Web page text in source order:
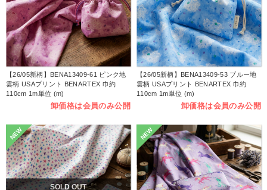
【26/05新柄】BENA13409-61 ピンク地
雲柄 USAプリント BENARTEX 巾約
110cm 1m単位 (m)
卸価格は会員のみ公開
【26/05新柄】BENA13409-53 ブルー地
雲柄 USAプリント BENARTEX 巾約
110cm 1m単位 (m)
卸価格は会員のみ公開
NEW
SOLD OUT
NEW